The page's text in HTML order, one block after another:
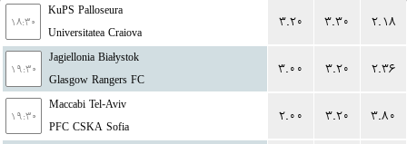
۱۸:۳۰
KuPS Palloseura
Universitatea Craiova
۳.۲۰ ۳.۳۰ ۲.۱۸
۱۹:۳۰
Jagiellonia Białystok
Glasgow Rangers FC
۳.۰۰ ۳.۲۰ ۲.۳۶
۱۹:۳۰
Maccabi Tel-Aviv
PFC CSKA Sofia
۲.۰۰ ۳.۲۰ ۳.۸۰